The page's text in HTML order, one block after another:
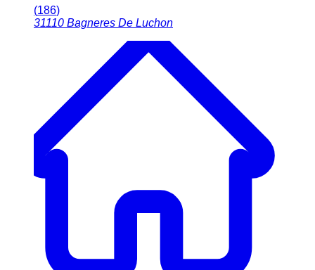
(186)
31110 Bagneres De Luchon